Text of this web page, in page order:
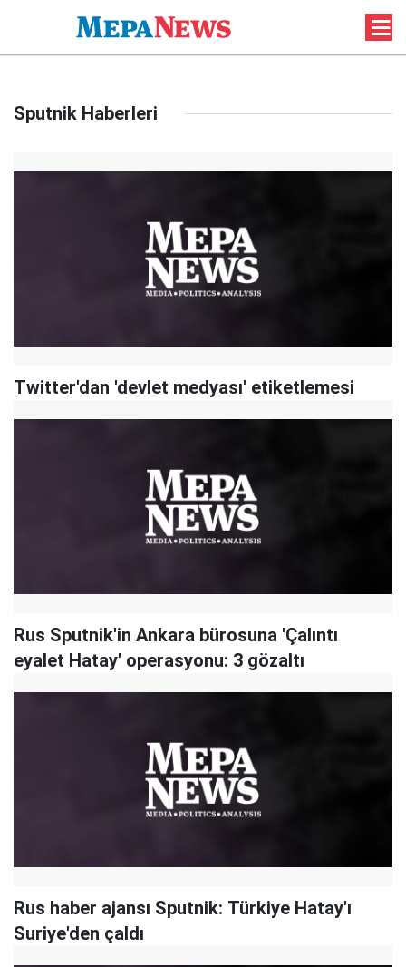
Sputnik Haberleri
Twitter'dan 'devlet medyası' etiketlemesi
Rus Sputnik'in Ankara bürosuna 'Çalıntı
eyalet Hatay' operasyonu: 3 gözaltı
Rus haber ajansı Sputnik: Türkiye Hatay'ı
Suriye'den çaldı